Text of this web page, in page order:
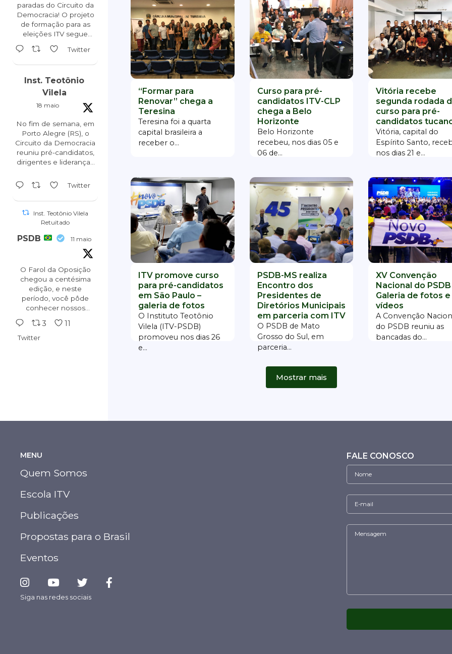
paradas do Circuito da
Democracia! O projeto
de formação para as
eleições ITV segue
percorrendo o Brasil e
as próximas etapas já
Ceará - 23/05
Mato Grosso -
Twitter
Inst. Teotônio
Vilela
18 maio
No fim de semana, em
Porto Alegre (RS), o
Circuito da Democracia
reuniu pré-candidatos,
dirigentes e lideranças
formação política e
preparação para as
eleições de 2026. O
encontro abordou
comunicação, redes
legislação. Foi demais!
Twitter
Inst. Teotônio Vilela
Retuitado
PSDB 11 maio
O Farol da Oposição
chegou a centésima
edição, e neste
período, você pôde
conhecer nossos
princípios.
Leia mais em:
https://faroldaoposicao.com.br/derrotas-
3 11
Twitter
“Formar para
Renovar” chega a
Teresina
Teresina foi a quarta
capital brasileira a
receber o...
Curso para pré-
candidatos ITV-CLP
chega a Belo
Horizonte
Belo Horizonte
recebeu, nos dias 05 e
06 de...
Vitória recebe
segunda rodada
curso para pré-
candidatos
Vitória, capital do
Espírito Santo,
nos dias 21 e...
ITV promove curso
para pré-candidatos
em São Paulo –
galeria de fotos
O Instituto Teotônio
Vilela (ITV-PSDB)
promoveu nos dias 26
e...
PSDB-MS realiza
Encontro dos
Presidentes de
Diretórios Municipais
em parceria com ITV
O PSDB de Mato
Grosso do Sul, em
parceria...
XV Convenção
Nacional do PSDB
Galeria de fotos e
vídeos
A Convenção
do PSDB reuniu as
bancadas do...
Mostrar mais
MENU
Quem Somos
Escola ITV
Publicações
Propostas para o Brasil
Eventos
Siga nas redes sociais
FALE CONOSCO